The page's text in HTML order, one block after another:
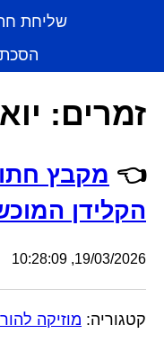
שליחת
זמרים:
👈 מקבץ
הקלידן
19/03/2026, 10:28:09
קטגוריה: מוזיקה